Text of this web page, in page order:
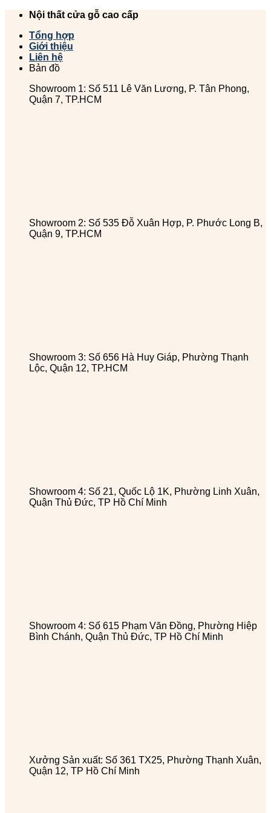
Chuyển
dung
Nội thất cửa gỗ cao cấp
Tổng hợp
Giới thiệu
Liên hệ
Bản đồ
Showroom 1: Số 511 Lê Văn Lương, P. Tân Phong,
Quận 7, TP.HCM
Showroom 2: Số 535 Đỗ Xuân Hợp, P. Phước Long B,
Quận 9, TP.HCM
Showroom 3: Số 656 Hà Huy Giáp, Phường Thạnh
Lộc, Quận 12, TP.HCM
Showroom 4: Số 21, Quốc Lộ 1K, Phường Linh Xuân,
Quận Thủ Đức, TP Hồ Chí Minh
Showroom 4: Số 615 Phạm Văn Đồng, Phường Hiệp
Bình Chánh, Quận Thủ Đức, TP Hồ Chí Minh
Xưởng Sản xuất: Số 361 TX25, Phường Thạnh Xuân,
Quận 12, TP Hồ Chí Minh